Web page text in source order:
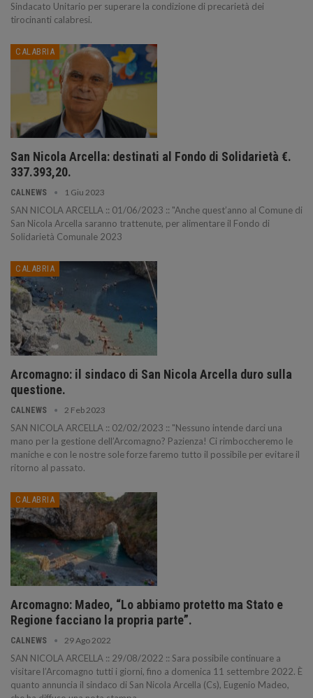
Sindacato Unitario per superare la condizione di precarietà dei
tirocinanti calabresi.
CALABRIA
San Nicola Arcella: destinati al Fondo di Solidarietà €.
337.393,20.
CALNEWS 1 Giu 2023
SAN NICOLA ARCELLA :: 01/06/2023 :: "Anche quest’anno al Comune di
San Nicola Arcella saranno trattenute, per alimentare il Fondo di
Solidarietà Comunale 2023
CALABRIA
Arcomagno: il sindaco di San Nicola Arcella duro sulla
questione.
CALNEWS 2 Feb 2023
SAN NICOLA ARCELLA :: 02/02/2023 :: "Nessuno intende darci una
mano per la gestione dell’Arcomagno? Pazienza! Ci rimboccheremo le
maniche e con le nostre sole forze faremo tutto il possibile per evitare il
ritorno al passato.
CALABRIA
Arcomagno: Madeo, “Lo abbiamo protetto ma Stato e
Regione facciano la propria parte”.
CALNEWS 29 Ago 2022
SAN NICOLA ARCELLA :: 29/08/2022 :: Sara possibile continuare a
visitare l’Arcomagno tutti i giorni, fino a domenica 11 settembre 2022. È
quanto annuncia il sindaco di San Nicola Arcella (Cs), Eugenio Madeo,